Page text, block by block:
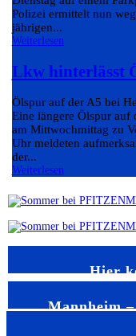
Polizei ermittelt nun
jährigen...
Weiterlesen
Lkw hinterlässt
Ölspur auf der A5 bei
Eine längere Ölspur auf
am Mittwochmittag zu
Uhr meldeten
der...
Weiterlesen
Hier
Mannheim